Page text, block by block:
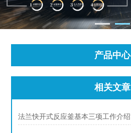
产品中心
相关文章
法兰快开式反应釜基本三项工作介绍